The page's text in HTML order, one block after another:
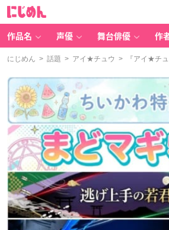
作品名 声優 舞台俳優 作
にじめん > 話題 > アイ★チュウ > 『アイ★チュ